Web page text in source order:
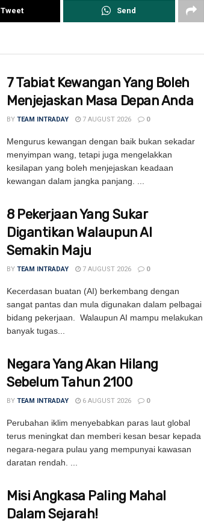
Tweet Send
7 Tabiat Kewangan Yang Boleh
Menjejaskan Masa Depan Anda
BY TEAM INTRADAY 7 AUGUST 2026 0
Mengurus kewangan dengan baik bukan sekadar
menyimpan wang, tetapi juga mengelakkan
kesilapan yang boleh menjejaskan keadaan
kewangan dalam jangka panjang. ...
8 Pekerjaan Yang Sukar
Digantikan Walaupun AI
Semakin Maju
BY TEAM INTRADAY 7 AUGUST 2026 0
Kecerdasan buatan (AI) berkembang dengan
sangat pantas dan mula digunakan dalam pelbagai
bidang pekerjaan. Walaupun AI mampu melakukan
banyak tugas...
Negara Yang Akan Hilang
Sebelum Tahun 2100
BY TEAM INTRADAY 6 AUGUST 2026 0
Perubahan iklim menyebabkan paras laut global
terus meningkat dan memberi kesan besar kepada
negara-negara pulau yang mempunyai kawasan
daratan rendah. ...
Misi Angkasa Paling Mahal
Dalam Sejarah!